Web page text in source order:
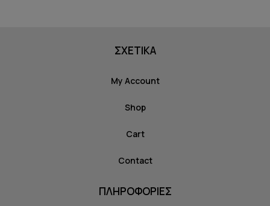
ΣΧΕΤΙΚΑ
My Account
Shop
Cart
Contact
ΠΛΗΡΟΦΟΡΙΕΣ